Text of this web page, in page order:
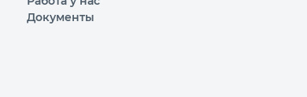
Документы